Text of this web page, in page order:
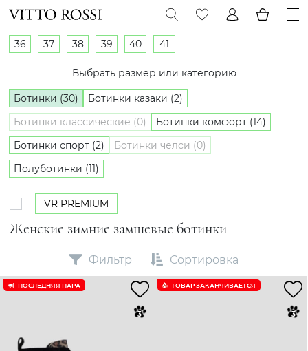
Женские зимние замшевые ботинки
36 37 38 39 40 41
Выбрать размер или категорию
Ботинки (30)
Ботинки казаки (2)
Ботинки классические (0)
Ботинки комфорт (14)
Ботинки спорт (2)
Ботинки челси (0)
Полуботинки (11)
VR PREMIUM
Фильтр Сортировка
ПОСЛЕДНЯЯ ПАРА ТОВАР ЗАКАНЧИВАЕТСЯ